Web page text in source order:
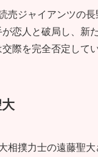
売ジャイアンツの
が恋人と破局し、新
際を完全否定して
相撲力士の遠藤聖